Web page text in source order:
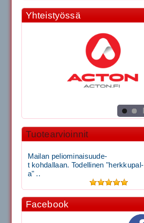
Yhteistyössä
Tuotearvioinnit
Mailan peliominaisuude-
t kohdallaan. Todellinen "herkkupal-
a" ..
Facebook